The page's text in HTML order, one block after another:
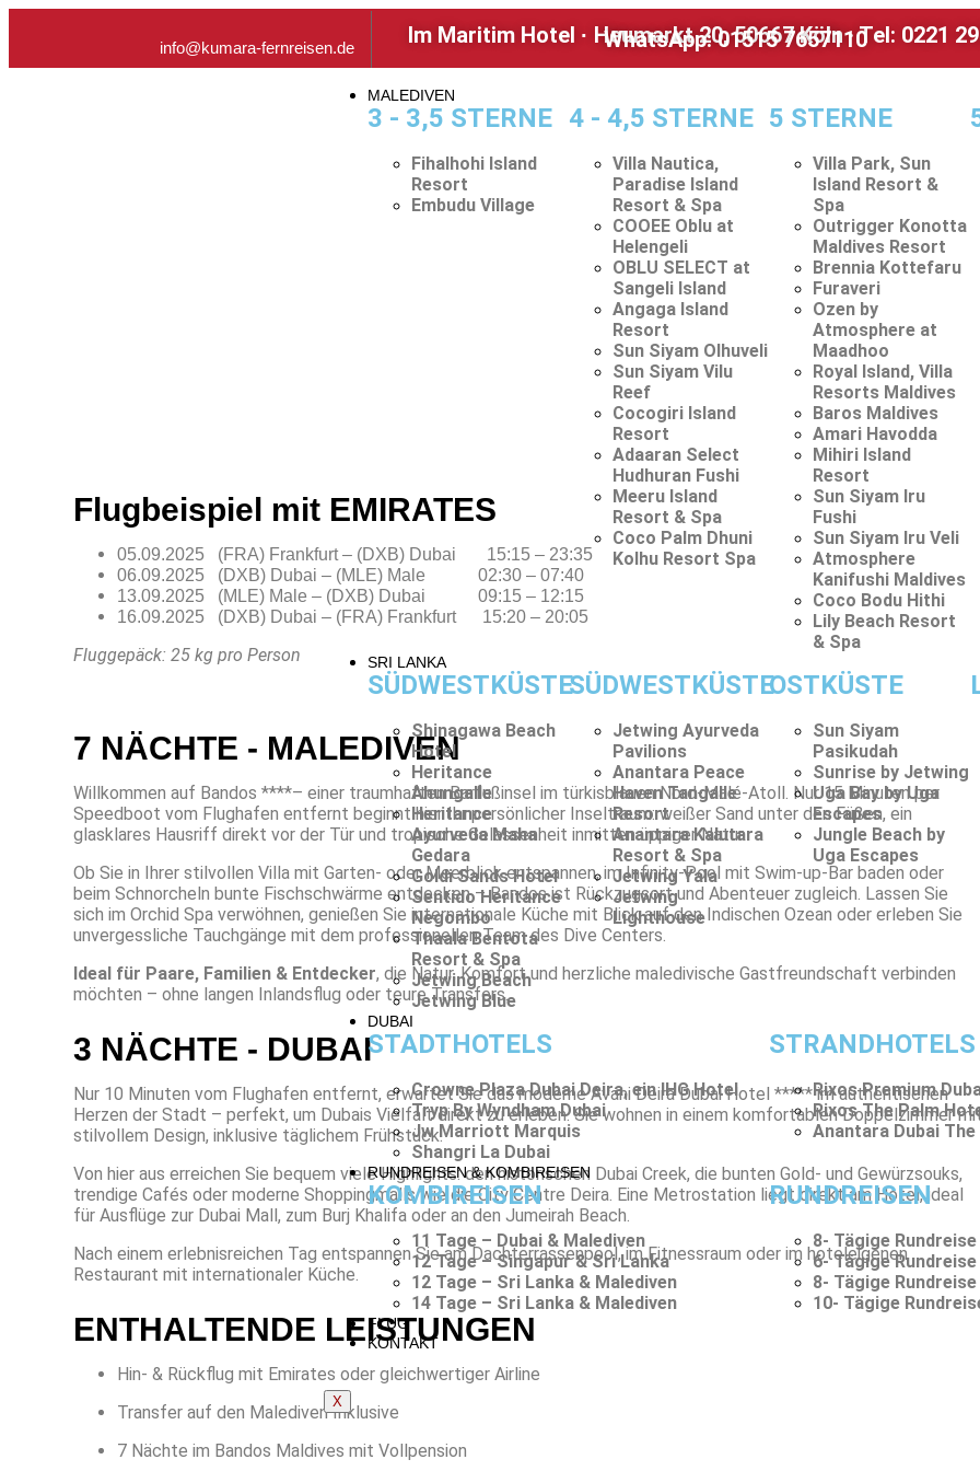
info@kumara-fernreisen.de Im Maritim Hotel · Heumarkt 20, 50667 Köln· Tel: 0221
WhatsApp: 01515 7657110
MALEDIVEN
3 - 3,5 STERNE
Fihalhohi Island
Resort
Embudu Village
4 - 4,5 STERNE
Villa Nautica,
Paradise Island
Resort & Spa
COOEE Oblu at
Helengeli
OBLU SELECT at
Sangeli Island
Angaga Island
Resort
Sun Siyam Olhuveli
Sun Siyam Vilu
Reef
Cocogiri Island
Resort
Adaaran Select
Hudhuran Fushi
Meeru Island
Resort & Spa
Coco Palm Dhuni
Kolhu Resort Spa
5 STERNE
Villa Park, Sun
Island Resort &
Spa
Outrigger Konotta
Maldives Resort
Brennia Kottefaru
Furaveri
Ozen by
Atmosphere at
Maadhoo
Royal Island, Villa
Resorts Maldives
Baros Maldives
Amari Havodda
Mihiri Island
Resort
Sun Siyam Iru
Fushi
Sun Siyam Iru Veli
Atmosphere
Kanifushi Maldives
Coco Bodu Hithi
Lily Beach Resort
& Spa
SRI LANKA
SÜDWESTKÜSTE
Shinagawa Beach
Hotel
Heritance
Ahungalle
Heritance
Ayurveda Maha
Gedara
Goldi Sands Hotel
Sentido Heritance
Negombo
Thaala Bentota
Resort & Spa
Jetwing Beach
Jetwing Blue
SÜDWESTKÜSTE
Jetwing Ayurveda
Pavilions
Anantara Peace
Haven Tangalle
Resort
Anantara Kalutara
Resort & Spa
Jetwing Yala
Jetwing
Lighthouse
OSTKÜSTE
Sun Siyam
Pasikudah
Sunrise by Jetwing
Uga Bay by Uga
Escapes
Jungle Beach by
Uga Escapes
DUBAI
STADTHOTELS
Crowne Plaza Dubai Deira, ein IHG Hotel
Tryp By Wyndham Dubai
Jw Marriott Marquis
Shangri La Dubai
STRANDHOTELS
Rixos Premium
Rixos The Palm
Anantara Dubai
RUNDREISEN & KOMBIREISEN
KOMBIREISEN
11 Tage – Dubai & Malediven
12 Tage – Singapur & Sri Lanka
12 Tage – Sri Lanka & Malediven
14 Tage – Sri Lanka & Malediven
RUNDREISEN
8- Tägige Rundreise
6- Tägige Rundreise
8- Tägige Rundreise
10- Tägige
FLUG
KONTAKT
X
Dubai & Malediven Kombi-Reise 10 Nächte Inkl.
Flugbeispiel mit EMIRATES
05.09.2025 (FRA) Frankfurt – (DXB) Dubai 15:15 – 23:35
06.09.2025 (DXB) Dubai – (MLE) Male 02:30 – 07:40
13.09.2025 (MLE) Male – (DXB) Dubai 09:15 – 12:15
16.09.2025 (DXB) Dubai – (FRA) Frankfurt 15:20 – 20:05
Fluggepäck: 25 kg pro Person
7 NÄCHTE - MALEDIVEN
Willkommen auf Bandos ****– einer traumhaften Barfußinsel im türkisblauen Nord-Malé-Atoll. Nur 15 Minuten per
Speedboot vom Flughafen entfernt beginnt hier Ihr persönlicher Inseltraum: weißer Sand unter den Füßen, ein
glasklares Hausriff direkt vor der Tür und tropische Gelassenheit inmitten üppiger Natur.
Ob Sie in Ihrer stilvollen Villa mit Garten- oder Meerblick entspannen, im Infinity-Pool mit Swim-up-Bar baden oder
beim Schnorcheln bunte Fischschwärme entdecken – Bandos ist Rückzugsort und Abenteuer zugleich. Lassen Sie
sich im Orchid Spa verwöhnen, genießen Sie internationale Küche mit Blick auf den Indischen Ozean oder erleben Sie
unvergessliche Tauchgänge mit dem professionellen Team des Dive Centers.
Ideal für Paare, Familien & Entdecker, die Natur, Komfort und herzliche maledivische Gastfreundschaft verbinden
möchten – ohne langen Inlandsflug oder teure Transfers.
3 NÄCHTE - DUBAI
Nur 10 Minuten vom Flughafen entfernt, erwartet Sie das moderne Avani Deira Dubai Hotel ***** im authentischen
Herzen der Stadt – perfekt, um Dubais Vielfalt direkt zu erleben. Sie wohnen in einem komfortablen Doppelzimmer
stilvollem Design, inklusive täglichem Frühstück.
Von hier aus erreichen Sie bequem viele Highlights: den historischen Dubai Creek, die bunten Gold- und Gewürzsouks,
trendige Cafés oder moderne Shoppingmalls wie die City Centre Deira. Eine Metrostation liegt direkt am Hotel, ideal
für Ausflüge zur Dubai Mall, zum Burj Khalifa oder an den Jumeirah Beach.
Nach einem erlebnisreichen Tag entspannen Sie am Dachterrassenpool, im Fitnessraum oder im hoteleigenen
Restaurant mit internationaler Küche.
ENTHALTENDE LEISTUNGEN
Hin- & Rückflug mit Emirates oder gleichwertiger Airline
Transfer auf den Malediven Inklusive
7 Nächte im Bandos Maldives mit Vollpension